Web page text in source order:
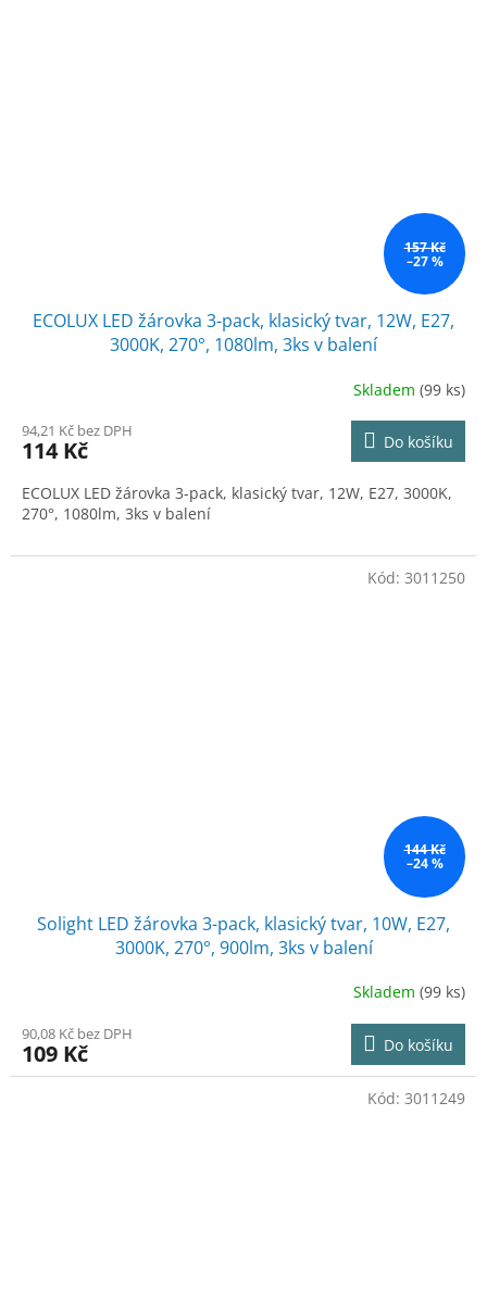
157 Kč
–27 %
ECOLUX LED žárovka 3-pack, klasický tvar, 12W, E27,
3000K, 270°, 1080lm, 3ks v balení
Skladem (99 ks)
94,21 Kč bez DPH
114 Kč Do košíku
ECOLUX LED žárovka 3-pack, klasický tvar, 12W, E27, 3000K,
270°, 1080lm, 3ks v balení
144 Kč
–24 %
Solight LED žárovka 3-pack, klasický tvar, 10W, E27,
3000K, 270°, 900lm, 3ks v balení
Skladem (99 ks)
90,08 Kč bez DPH
109 Kč Do košíku
Kód: 3011250
Kód: 3011249